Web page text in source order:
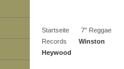
Startseite
7" Reggae
Records
Winston
Heywood